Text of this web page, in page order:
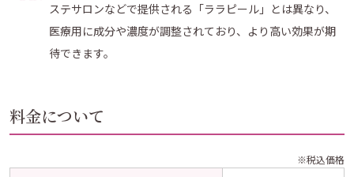
ステサロンなどで提供される「ララピール」とは異なり、
医療用に成分や濃度が調整されており、より高い効果が期
待できます。
料金について
※税込価格